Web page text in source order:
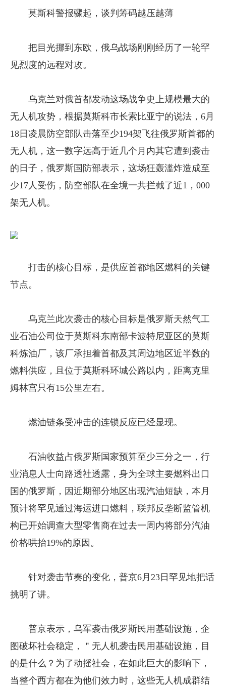
莫斯科警报骤起，谈判筹码越压越薄
把目光挪到东欧，俄乌战场刚刚经历了一轮罕
见烈度的远程对攻。
乌克兰对俄首都发动这场战争史上规模最大的
无人机攻势，根据莫斯科市长索比亚宁的说法，6月
18日凌晨防空部队击落至少194架飞往俄罗斯首都的
无人机，这一数字远高于近几个月内其它遭到袭击
的日子，俄罗斯国防部表示，这场狂轰滥炸造成至
少17人受伤，防空部队在全境一共拦截了近1，000
架无人机。
打击的核心目标，是供应首都地区燃料的关键
节点。
乌克兰此次袭击的核心目标是俄罗斯天然气工
业石油公司位于莫斯科东南部卡波特尼亚区的莫斯
科炼油厂，该厂承担着首都及其周边地区近半数的
燃料供应，且位于莫斯科环城公路以内，距离克里
姆林宫只有15公里左右。
燃油链条受冲击的连锁反应已经显现。
石油收益占俄罗斯国家预算至少三分之一，行
业消息人士向路透社透露，身为全球主要燃料出口
国的俄罗斯，因近期部分地区出现汽油短缺，本月
预计将罕见通过海运进口燃料，联邦反垄断监管机
构已开始调查大型零售商在过去一周内将部分汽油
价格哄抬19%的原因。
针对袭击节奏的变化，普京6月23日罕见地把话
挑明了讲。
普京表示，乌军袭击俄罗斯民用基础设施，企
图破坏社会稳定，＂无人机袭击民用基础设施，目
的是什么？为了动摇社会，在如此巨大的影响下，
当整个西方都在为他们效力时，这些无人机成群结